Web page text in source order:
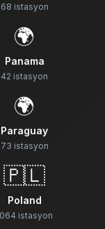
68 istasyon
🌍
Panama
42 istasyon
🌍
Paraguay
73 istasyon
🇵🇱
Poland
istasyon